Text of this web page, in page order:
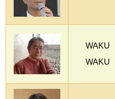
WAKU
WAKU